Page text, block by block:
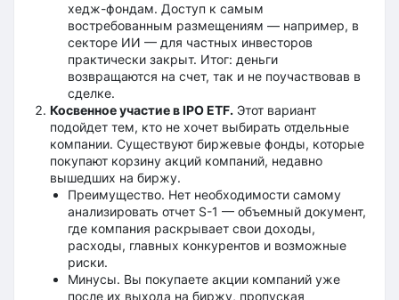
хедж-фондам. Доступ к самым
востребованным размещениям — например, в
секторе ИИ — для частных инвесторов
практически закрыт. Итог: деньги
возвращаются на счет, так и не поучаствовав в
сделке.
Косвенное участие в IPO ETF. Этот вариант
подойдет тем, кто не хочет выбирать отдельные
компании. Существуют биржевые фонды, которые
покупают корзину акций компаний, недавно
вышедших на биржу.
Преимущество. Нет необходимости самому
анализировать отчет S-1 — объемный документ,
где компания раскрывает свои доходы,
расходы, главных конкурентов и возможные
риски.
Минусы. Вы покупаете акции компаний уже
после их выхода на биржу, пропуская